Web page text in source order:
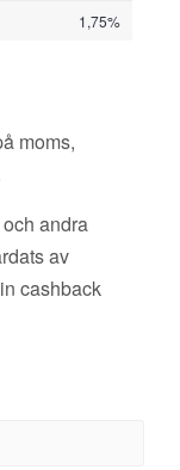
1,75%
moms,
andra
av
cashback